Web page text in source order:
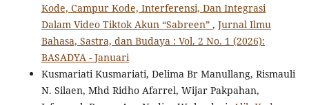
Kode, Campur Kode, Interferensi, Dan Integrasi
Dalam Video Tiktok Akun “Sabreen” , Jurnal Ilmu
Bahasa, Sastra, dan Budaya : Vol. 2 No. 1 (2026):
BASADYA - Januari
Kusmariati Kusmariati, Delima Br Manullang, Rismauli
N. Silaen, Mhd Ridho Afarrel, Wijar Pakpahan,